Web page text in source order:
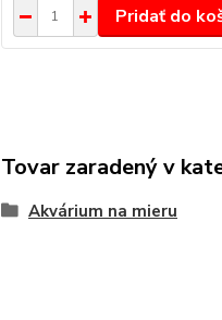
Pridať do
Tovar zaradený v
Akvárium na mieru